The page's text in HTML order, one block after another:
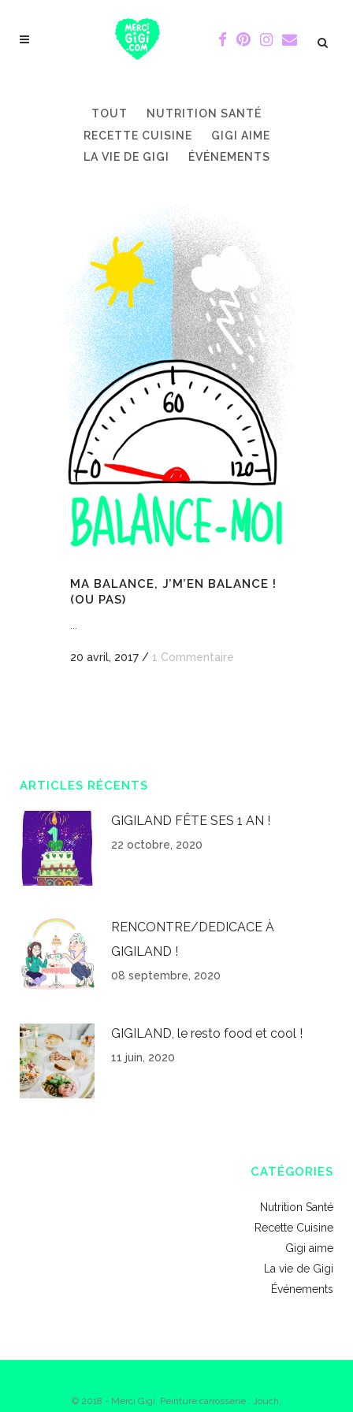
TOUT
NUTRITION SANTÉ
RECETTE CUISINE
GIGI AIME
LA VIE DE GIGI
ÉVÉNEMENTS
MA BALANCE, J’M’EN BALANCE !
(OU PAS)
20 avril, 2017 / 1 Commentaire
ARTICLES RÉCENTS
GIGILAND FÊTE SES 1 AN !
22 octobre, 2020
RENCONTRE/DEDICACE À
GIGILAND !
08 septembre, 2020
GIGILAND, le resto food et cool !
11 juin, 2020
CATÉGORIES
Nutrition Santé
Recette Cuisine
Gigi aime
La vie de Gigi
Événements
© 2018 - Merci Gigi. Peinture carrosserie : Jouch.